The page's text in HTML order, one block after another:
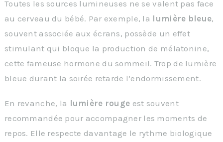
Toutes les sources lumineuses ne se valent pas face
au cerveau du bébé. Par exemple, la lumière bleue,
souvent associée aux écrans, possède un effet
stimulant qui bloque la production de mélatonine,
cette fameuse hormone du sommeil. Trop de lumière
bleue durant la soirée retarde l’endormissement.
En revanche, la lumière rouge est souvent
recommandée pour accompagner les moments de
repos. Elle respecte davantage le rythme biologique